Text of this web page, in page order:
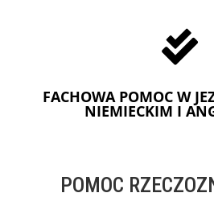

FACHOWA POMOC W
NIEMIECKIM I
POMOC